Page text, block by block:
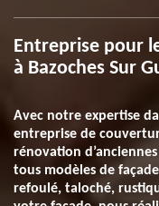
Entreprise pour
à Bazoches Sur
Avec notre expertise
entreprise de
rénovation
tous modèles de
refoulé, taloché,